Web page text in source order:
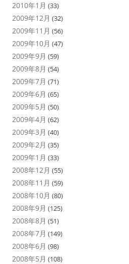
2010年1月 (33)
2009年12月 (32)
2009年11月 (56)
2009年10月 (47)
2009年9月 (59)
2009年8月 (54)
2009年7月 (71)
2009年6月 (65)
2009年5月 (50)
2009年4月 (62)
2009年3月 (40)
2009年2月 (35)
2009年1月 (33)
2008年12月 (55)
2008年11月 (59)
2008年10月 (80)
2008年9月 (125)
2008年8月 (51)
2008年7月 (149)
2008年6月 (98)
2008年5月 (108)